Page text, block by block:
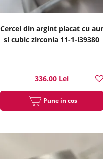
Cercei din argint placat cu aur
si cubic zirconia 11-1-i39380
336.00 Lei
Pune in cos